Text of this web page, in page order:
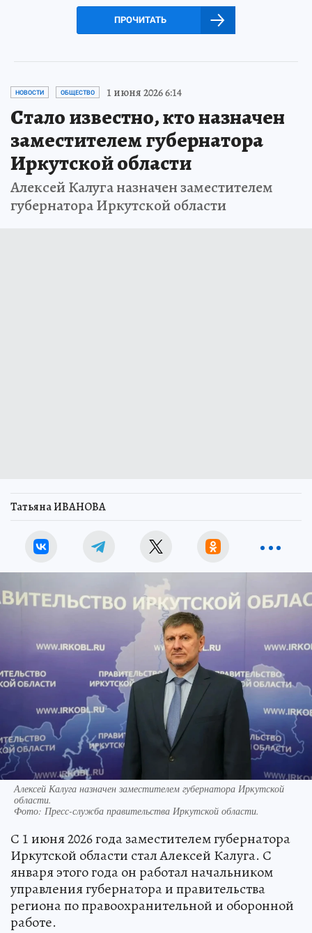
ПРОЧИТАТЬ
НОВОСТИ ОБЩЕСТВО 1 июня 2026 6:14
Стало известно, кто назначен
заместителем губернатора
Иркутской области
Алексей Калуга назначен заместителем
губернатора Иркутской области
Татьяна ИВАНОВА
Алексей Калуга назначен заместителем губернатора Иркутской
области.
Фото: Пресс-служба правительства Иркутской области.
С 1 июня 2026 года заместителем губернатора
Иркутской области стал Алексей Калуга. С
января этого года он работал начальником
управления губернатора и правительства
региона по правоохранительной и оборонной
работе.